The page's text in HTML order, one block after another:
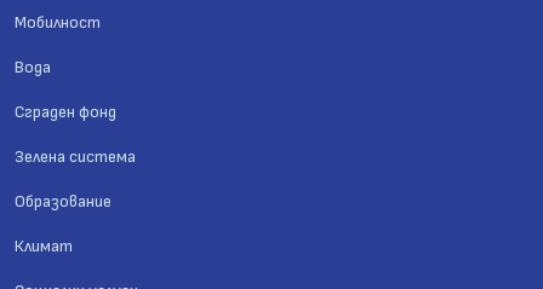
Мобилност
Вода
Сграден фонд
Зелена система
Образование
Климат